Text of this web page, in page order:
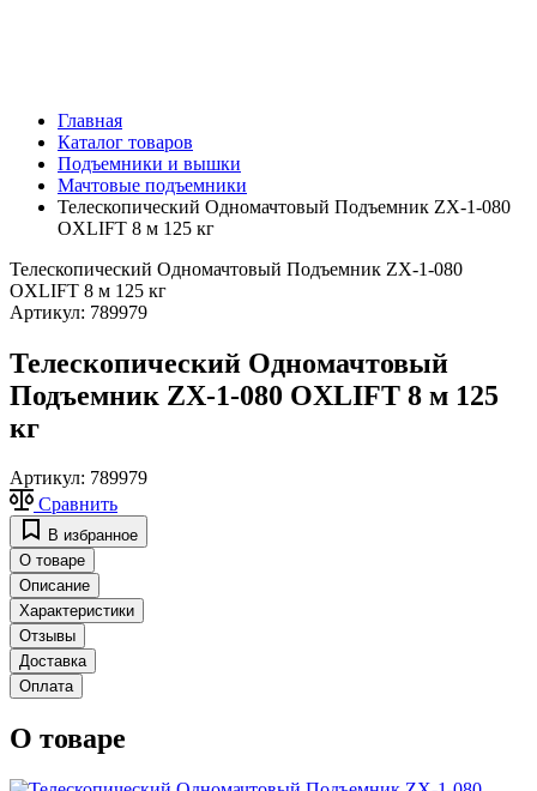
Главная
Каталог товаров
Подъемники и вышки
Мачтовые подъемники
Телескопический Одномачтовый Подъемник ZX-1-080
OXLIFT 8 м 125 кг
Телескопический Одномачтовый Подъемник ZX-1-080
OXLIFT 8 м 125 кг
Артикул: 789979
Телескопический Одномачтовый
Подъемник ZX-1-080 OXLIFT 8 м 125
кг
Артикул: 789979
Сравнить
В избранное
О товаре
Описание
Характеристики
Отзывы
Доставка
Оплата
О товаре